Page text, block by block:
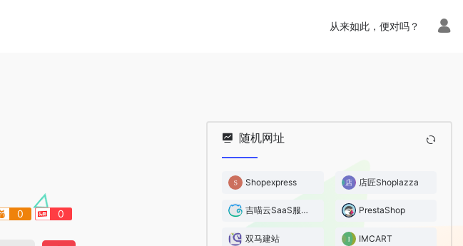
从来如此，便对吗？
0 0
随机网址
Shopexpress 店匠Shoplazza
吉喵云SaaS服务平台 PrestaShop
双马建站 IMCART